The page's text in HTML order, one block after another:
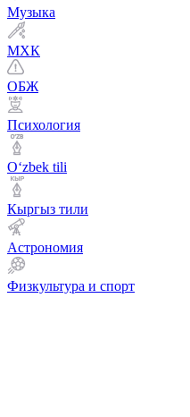
Музыка
МХК
ОБЖ
Психология
Оʻzbek tili
Кыргыз тили
Астрономия
Физкультура и спорт